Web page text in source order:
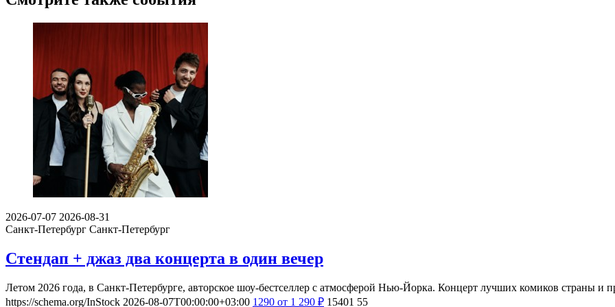
2026-07-07 2026-08-31
Санкт-Петербург Санкт-Петербург
Стендап + джаз два концерта в один вечер
Летом 2026 года, в Санкт-Петербурге, авторское шоу-бестселлер с атмосферой Нью-Йорка. Концерт лучших комиков страны и
https://schema.org/InStock 2026-08-07T00:00:00+03:00 1290 от 1 290 ₽ 15401 55